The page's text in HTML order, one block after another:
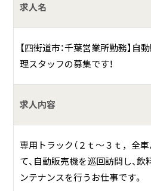
求人名
【四街道市：千葉営業所勤務】自
理スタッフの募集です！
求人内容
専用トラック（２ｔ〜３ｔ，全
て、自動販売機を巡回訪問し、飲
ンテナンスを行うお仕事です。